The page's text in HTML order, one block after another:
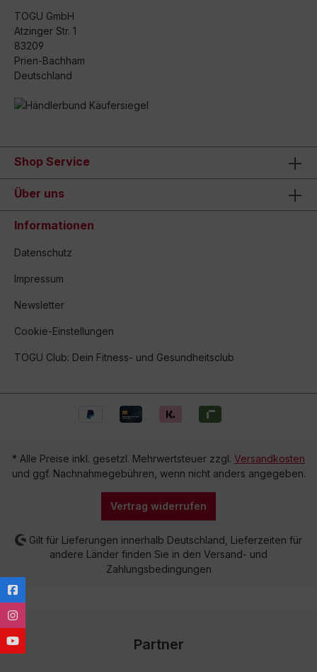
TOGU GmbH
Atzinger Str. 1
83209
Prien-Bachham
Deutschland
Shop Service
Über uns
Informationen
Datenschutz
Impressum
Newsletter
Cookie-Einstellungen
TOGU Club: Dein Fitness- und Gesundheitsclub
* Alle Preise inkl. gesetzl. Mehrwertsteuer zzgl. Versandkosten
und ggf. Nachnahmegebühren, wenn nicht anders angegeben.
Vertrag widerrufen
Gilt für Lieferungen innerhalb Deutschland, Lieferzeiten für
andere Länder finden Sie in den Versand- und
Zahlungsbedingungen
Partner